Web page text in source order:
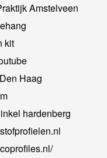
Amstelveen
kit
Haag
hardenberg